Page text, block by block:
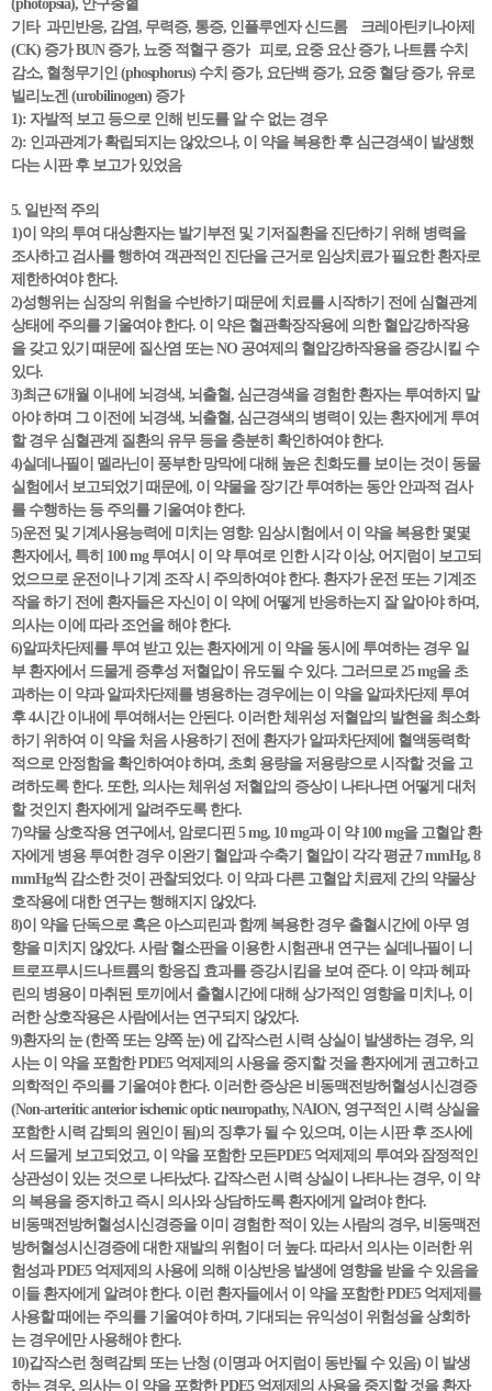
(photopsia), 안구충혈
기타 과민반응, 감염, 무력증, 통증, 인플루엔자 신드롬 크레아틴키나아제
(CK) 증가 BUN 증가, 뇨중 적혈구 증가 피로, 요중 요산 증가, 나트륨 수치
감소, 혈청무기인 (phosphorus) 수치 증가, 요단백 증가, 요중 혈당 증가, 유로
빌리노겐 (urobilinogen) 증가
1): 자발적 보고 등으로 인해 빈도를 알 수 없는 경우
2): 인과관계가 확립되지는 않았으나, 이 약을 복용한 후 심근경색이 발생했
다는 시판 후 보고가 있었음
5. 일반적 주의
1)이 약의 투여 대상환자는 발기부전 및 기저질환을 진단하기 위해 병력을
조사하고 검사를 행하여 객관적인 진단을 근거로 임상치료가 필요한 환자로
제한하여야 한다.
2)성행위는 심장의 위험을 수반하기 때문에 치료를 시작하기 전에 심혈관계
상태에 주의를 기울여야 한다. 이 약은 혈관확장작용에 의한 혈압강하작용
을 갖고 있기 때문에 질산염 또는 NO 공여제의 혈압강하작용을 증강시킬 수
있다.
3)최근 6개월 이내에 뇌경색, 뇌출혈, 심근경색을 경험한 환자는 투여하지 말
아야 하며 그 이전에 뇌경색, 뇌출혈, 심근경색의 병력이 있는 환자에게 투여
할 경우 심혈관계 질환의 유무 등을 충분히 확인하여야 한다.
4)실데나필이 멜라닌이 풍부한 망막에 대해 높은 친화도를 보이는 것이 동물
실험에서 보고되었기 때문에, 이 약물을 장기간 투여하는 동안 안과적 검사
를 수행하는 등 주의를 기울여야 한다.
5)운전 및 기계사용능력에 미치는 영향: 임상시험에서 이 약을 복용한 몇몇
환자에서, 특히 100 mg 투여시 이 약 투여로 인한 시각 이상, 어지럼이 보고되
었으므로 운전이나 기계 조작 시 주의하여야 한다. 환자가 운전 또는 기계조
작을 하기 전에 환자들은 자신이 이 약에 어떻게 반응하는지 잘 알아야 하며,
의사는 이에 따라 조언을 해야 한다.
6)알파차단제를 투여 받고 있는 환자에게 이 약을 동시에 투여하는 경우 일
부 환자에서 드물게 증후성 저혈압이 유도될 수 있다. 그러므로 25 mg을 초
과하는 이 약과 알파차단제를 병용하는 경우에는 이 약을 알파차단제 투여
후 4시간 이내에 투여해서는 안된다. 이러한 체위성 저혈압의 발현을 최소화
하기 위하여 이 약을 처음 사용하기 전에 환자가 알파차단제에 혈액동력학
적으로 안정함을 확인하여야 하며, 초회 용량을 저용량으로 시작할 것을 고
려하도록 한다. 또한, 의사는 체위성 저혈압의 증상이 나타나면 어떻게 대처
할 것인지 환자에게 알려주도록 한다.
7)약물 상호작용 연구에서, 암로디핀 5 mg, 10 mg과 이 약 100 mg을 고혈압 환
자에게 병용 투여한 경우 이완기 혈압과 수축기 혈압이 각각 평균 7 mmHg, 8
mmHg씩 감소한 것이 관찰되었다. 이 약과 다른 고혈압 치료제 간의 약물상
호작용에 대한 연구는 행해지지 않았다.
8)이 약을 단독으로 혹은 아스피린과 함께 복용한 경우 출혈시간에 아무 영
향을 미치지 않았다. 사람 혈소판을 이용한 시험관내 연구는 실데나필이 니
트로프루시드나트륨의 항응집 효과를 증강시킴을 보여 준다. 이 약과 헤파
린의 병용이 마취된 토끼에서 출혈시간에 대해 상가적인 영향을 미치나, 이
러한 상호작용은 사람에서는 연구되지 않았다.
9)환자의 눈 (한쪽 또는 양쪽 눈) 에 갑작스런 시력 상실이 발생하는 경우, 의
사는 이 약을 포함한 PDE5 억제제의 사용을 중지할 것을 환자에게 권고하고
의학적인 주의를 기울여야 한다. 이러한 증상은 비동맥전방허혈성시신경증
(Non-arteritic anterior ischemic optic neuropathy, NAION, 영구적인 시력 상실을
포함한 시력 감퇴의 원인이 됨)의 징후가 될 수 있으며, 이는 시판 후 조사에
서 드물게 보고되었고, 이 약을 포함한 모든PDE5 억제제의 투여와 잠정적인
상관성이 있는 것으로 나타났다. 갑작스런 시력 상실이 나타나는 경우, 이 약
의 복용을 중지하고 즉시 의사와 상담하도록 환자에게 알려야 한다.
비동맥전방허혈성시신경증을 이미 경험한 적이 있는 사람의 경우, 비동맥전
방허혈성시신경증에 대한 재발의 위험이 더 높다. 따라서 의사는 이러한 위
험성과 PDE5 억제제의 사용에 의해 이상반응 발생에 영향을 받을 수 있음을
이들 환자에게 알려야 한다. 이런 환자들에서 이 약을 포함한 PDE5 억제제를
사용할 때에는 주의를 기울여야 하며, 기대되는 유익성이 위험성을 상회하
는 경우에만 사용해야 한다.
10)갑작스런 청력감퇴 또는 난청 (이명과 어지럼이 동반될 수 있음) 이 발생
하는 경우, 의사는 이 약을 포함한 PDE5 억제제의 사용을 중지할 것을 환자